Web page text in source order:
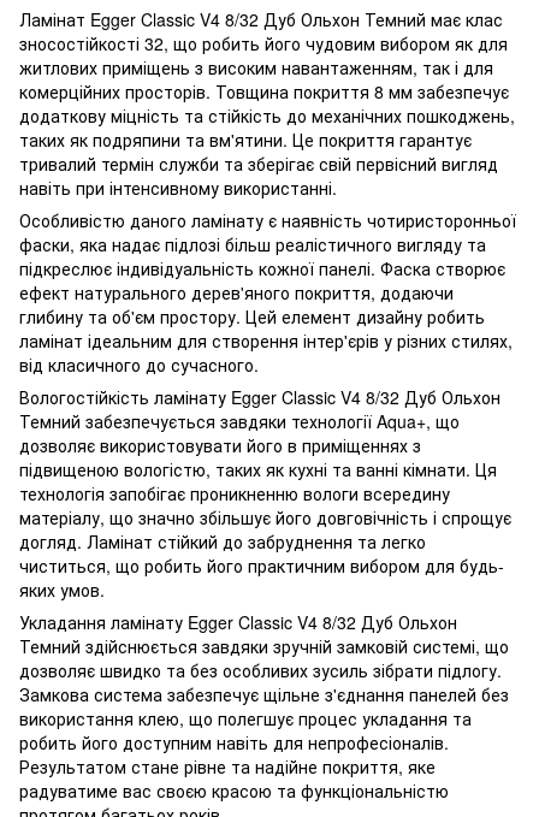
Ламінат Egger Classic V4 8/32 Дуб Ольхон Темний має клас
зносостійкості 32, що робить його чудовим вибором як для
житлових приміщень з високим навантаженням, так і для
комерційних просторів. Товщина покриття 8 мм забезпечує
додаткову міцність та стійкість до механічних пошкоджень,
таких як подряпини та вм'ятини. Це покриття гарантує
тривалий термін служби та зберігає свій первісний вигляд
навіть при інтенсивному використанні.
Особливістю даного ламінату є наявність чотиристоронньої
фаски, яка надає підлозі більш реалістичного вигляду та
підкреслює індивідуальність кожної панелі. Фаска створює
ефект натурального дерев'яного покриття, додаючи
глибину та об'єм простору. Цей елемент дизайну робить
ламінат ідеальним для створення інтер'єрів у різних стилях,
від класичного до сучасного.
Вологостійкість ламінату Egger Classic V4 8/32 Дуб Ольхон
Темний забезпечується завдяки технології Aqua+, що
дозволяє використовувати його в приміщеннях з
підвищеною вологістю, таких як кухні та ванні кімнати. Ця
технологія запобігає проникненню вологи всередину
матеріалу, що значно збільшує його довговічність і спрощує
догляд. Ламінат стійкий до забруднення та легко
чиститься, що робить його практичним вибором для будь-
яких умов.
Укладання ламінату Egger Classic V4 8/32 Дуб Ольхон
Темний здійснюється завдяки зручній замковій системі, що
дозволяє швидко та без особливих зусиль зібрати підлогу.
Замкова система забезпечує щільне з'єднання панелей без
використання клею, що полегшує процес укладання та
робить його доступним навіть для непрофесіоналів.
Результатом стане рівне та надійне покриття, яке
радуватиме вас своєю красою та функціональністю